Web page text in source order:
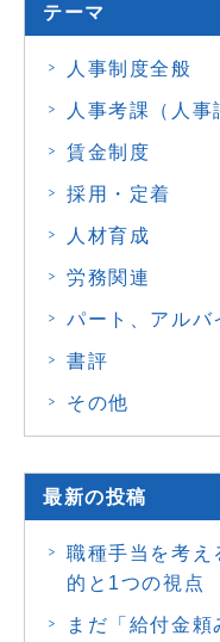
テーマ
人事制度全般
人事考課（人事
賃金制度
採用・定着
人材育成
労務関連
パート、アルバ
書評
その他
最新の投稿
職種手当を考え
的と1つの視点
まだ「給付金